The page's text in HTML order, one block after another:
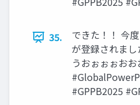
35.
できた！！ 今
が登録されまし
うおぉぉぉおお
#GPPB2025